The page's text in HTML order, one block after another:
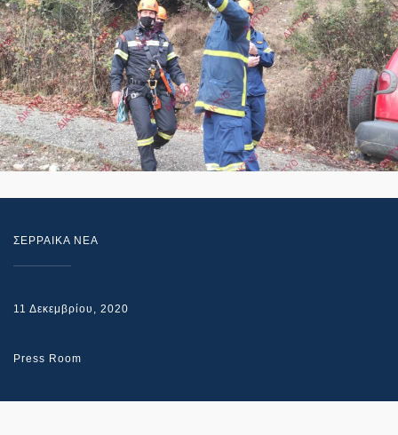
ΣΕΡΡΑΙΚΑ ΝΕΑ
11 Δεκεμβρίου, 2020
Press Room